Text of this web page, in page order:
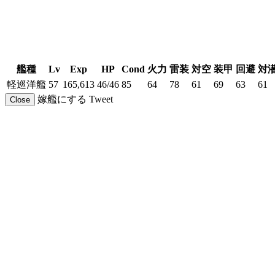
艦種 Lv Exp HP Cond 火力 雷装 対空 装甲 回避 対
軽巡洋艦 57 165,613 46/46 85 64 78 61 69 63 61
Close 嫁艦にする Tweet